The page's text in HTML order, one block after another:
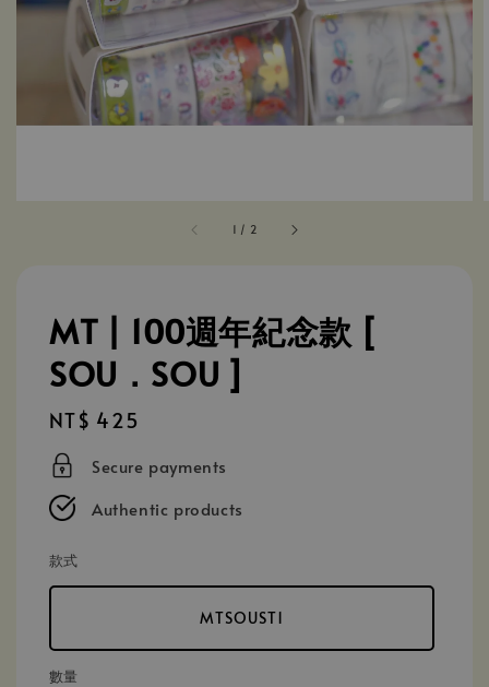
1 / 2
MT | 100週年紀念款 [
SOU．SOU ]
Regular
price
NT$ 425
Secure payments
Authentic products
款式
MTSOUST1
數量